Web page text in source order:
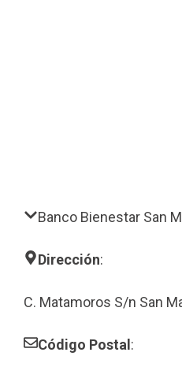
Banco Bienestar San
Dirección:
C. Matamoros S/n San
Código Postal: